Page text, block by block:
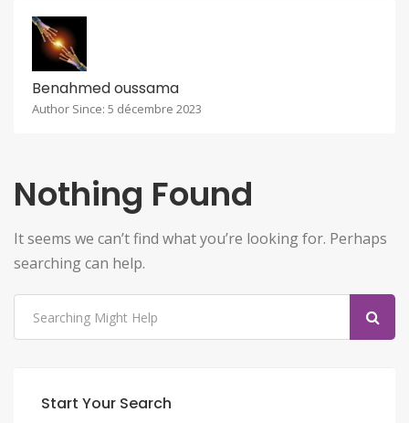
Benahmed oussama
Author Since: 5 décembre 2023
Nothing Found
It seems we can’t find what you’re looking for. Perhaps
searching can help.
Start Your Search